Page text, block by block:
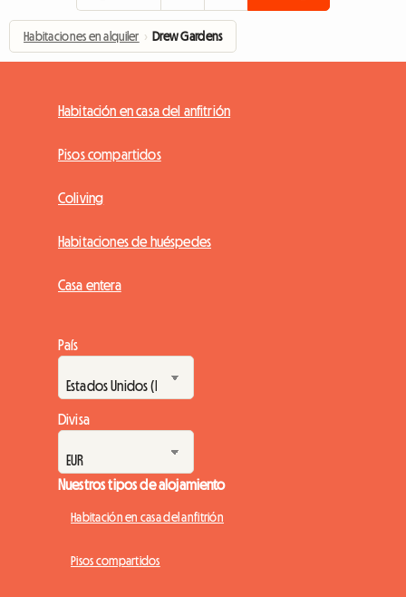
Habitaciones en alquiler › Drew Gardens
Habitación en casa del anfitrión
Pisos compartidos
Coliving
Habitaciones de huéspedes
Casa entera
País
Divisa
Nuestros tipos de alojamiento
Habitación en casa del anfitrión
Pisos compartidos